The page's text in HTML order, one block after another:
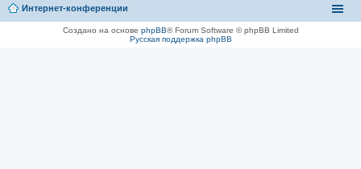
Интернет-конференции
Создано на основе phpBB® Forum Software © phpBB Limited
Русская поддержка phpBB